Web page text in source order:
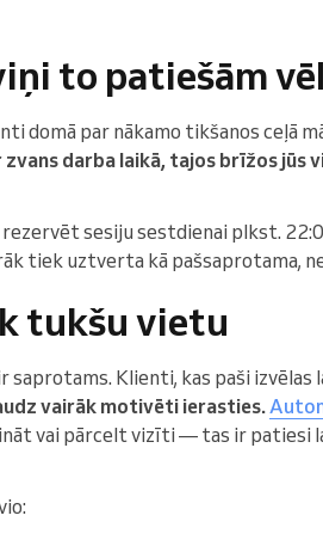
to patiešām
domā par nākamo tikšanos ceļā
darba laikā, tajos brīžos jūs
rezervēt sesiju sestdienai plkst.
tiek uztverta kā pašsaprotama,
tukšu vietu
Klienti, kas paši izvēlas
vairāk motivēti ierasties.
vai pārcelt vizīti — tas ir patiesi